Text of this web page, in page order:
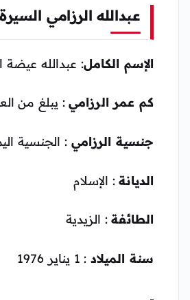
عبدالله الرزامي
الإسم الكامل: عبدالله عيضة
كم عمر الرزامي: يبلغ من العمر
جنسية الرزامي : الجنسية
الديانة: الإسلام
الطائفة: الزيدية
سنة الميلاد : 1 يناير 1976